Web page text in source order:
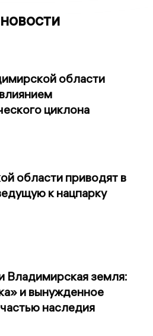
области
циклона
области приводят в
к нацпарку
Владимирская земля:
и вынужденное
наследия